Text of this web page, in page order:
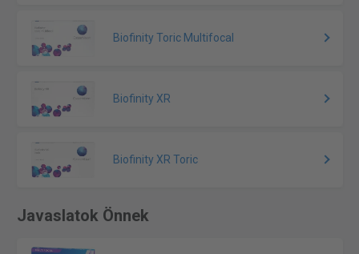
Biofinity Toric Multifocal
Biofinity XR
Biofinity XR Toric
Javaslatok Önnek